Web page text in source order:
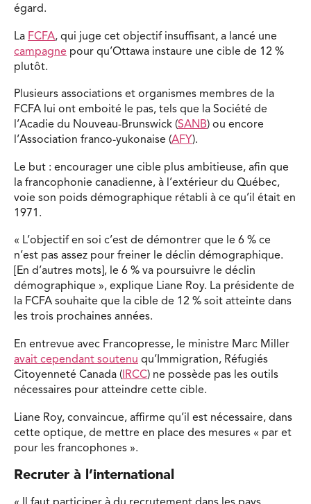
égard.
La FCFA, qui juge cet objectif insuffisant, a lancé une
campagne pour qu’Ottawa instaure une cible de 12 %
plutôt.
Plusieurs associations et organismes membres de la
FCFA lui ont emboité le pas, tels que la Société de
l’Acadie du Nouveau-Brunswick (SANB) ou encore
l’Association franco-yukonaise (AFY).
Le but : encourager une cible plus ambitieuse, afin que
la francophonie canadienne, à l’extérieur du Québec,
voie son poids démographique rétabli à ce qu’il était en
1971.
« L’objectif en soi c’est de démontrer que le 6 % ce
n’est pas assez pour freiner le déclin démographique.
[En d’autres mots], le 6 % va poursuivre le déclin
démographique », explique Liane Roy. La présidente de
la FCFA souhaite que la cible de 12 % soit atteinte dans
les trois prochaines années.
En entrevue avec Francopresse, le ministre Marc Miller
avait cependant soutenu qu’Immigration, Réfugiés
Citoyenneté Canada ( IRCC) ne possède pas les outils
nécessaires pour atteindre cette cible.
Liane Roy, convaincue, affirme qu’il est nécessaire, dans
cette optique, de mettre en place des mesures « par et
pour les francophones ».
Recruter à l’international